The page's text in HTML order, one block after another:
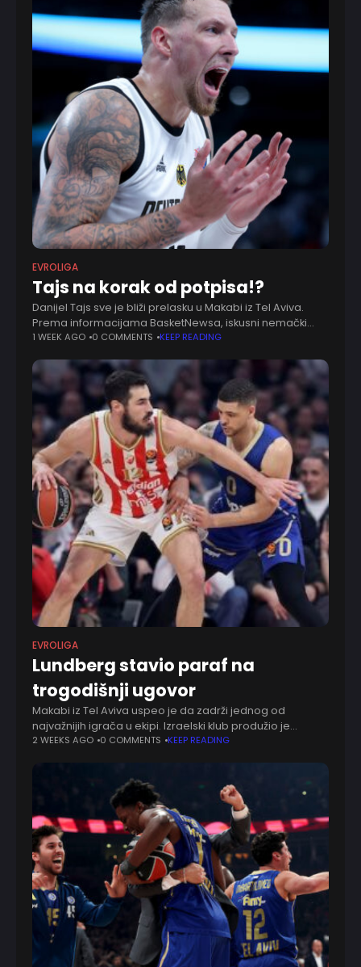
EVROLIGA
Tajs na korak od potpisa!?
Danijel Tajs sve je bliži prelasku u Makabi iz Tel Aviva.
Prema informacijama BasketNewsa, iskusni nemački
centar nalazi se u poodmaklim pregovorima sa
1 WEEK AGO 0 COMMENTS KEEP READING
EVROLIGA
Lundberg stavio paraf na
trogodišnji ugovor
Makabi iz Tel Aviva uspeo je da zadrži jednog od
najvažnijih igrača u ekipi. Izraelski klub produžio je
saradnju sa Ifeom Lundbergom, koji je potpisao novi
2 WEEKS AGO 0 COMMENTS KEEP READING